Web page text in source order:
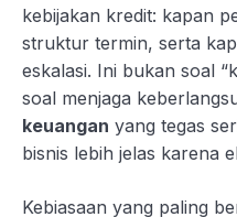
kebijakan kredit: kapan
struktur termin, serta
eskalasi. Ini bukan soal
soal menjaga
keuangan yang tegas
bisnis lebih jelas karena
Kebiasaan yang paling